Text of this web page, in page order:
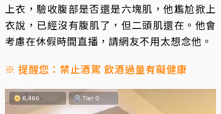
上衣，驗收腹部是否還是六塊肌，他尷尬掀上
衣說，已經沒有腹肌了，但二頭肌還在。他會
考慮在休假時間直播，請網友不用太想念他。
※ 提醒您：禁止酒駕 飲酒過量有礙健康